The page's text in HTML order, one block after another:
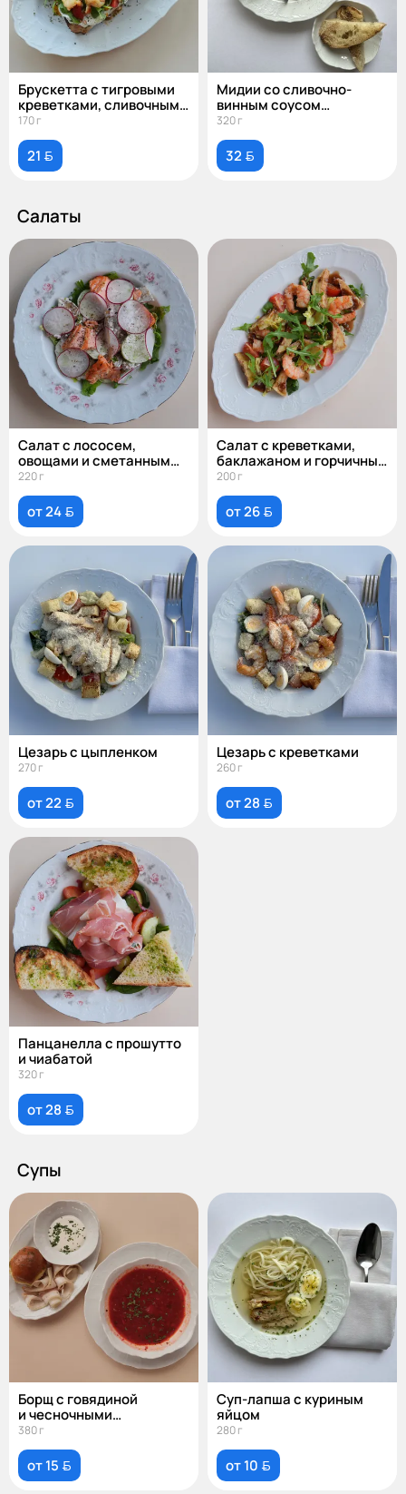
Брускетта с тигровыми
креветками, сливочным
сыром и томатами черри
170 г
21 
Мидии со сливочно-
винным соусом
и чиабаттой
320 г
32 
Салаты
Салат с лососем,
овощами и сметанным
соусом
220 г
от 24 
Салат с креветками,
баклажаном и горчичным
соусом
200 г
от 26 
Цезарь с цыпленком
270 г
от 22 
Цезарь с креветками
260 г
от 28 
Панцанелла с прошутто
и чиабатой
320 г
от 28 
Супы
Борщ с говядиной
и чесночными
пампушками
380 г
от 15 
Суп-лапша с куриным
яйцом
280 г
от 10 